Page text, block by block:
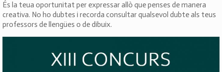
És la teua oportunitat per expressar allò que penses de manera
creativa. No ho dubtes i recorda consultar qualsevol dubte als teus
professors de llengües o de dibuix.